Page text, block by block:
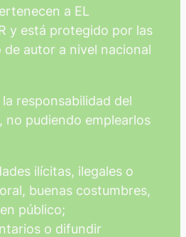
a EL
y está protegido por las
de autor a nivel nacional
responsabilidad del
no pudiendo emplearlos
ilícitas, ilegales o
buenas costumbres,
público;
o difundir